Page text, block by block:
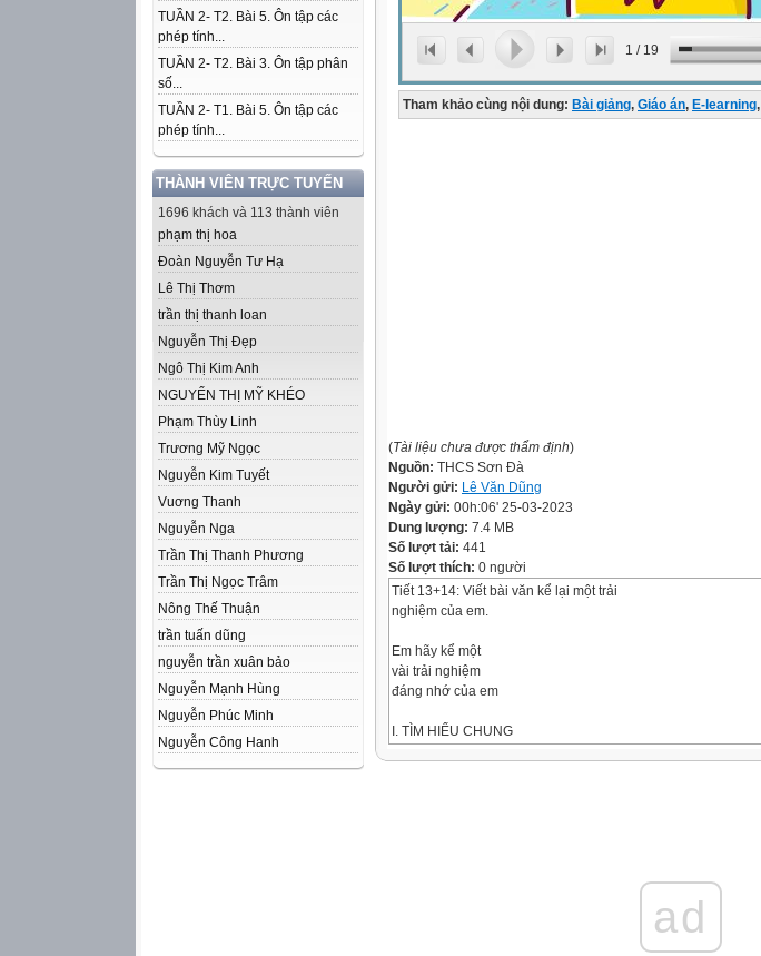
TUẦN 2- T2. Bài 5. Ôn tập các
phép tính...
TUẦN 2- T2. Bài 3. Ôn tập phân
số...
TUẦN 2- T1. Bài 5. Ôn tập các
phép tính...
THÀNH VIÊN TRỰC TUYẾN
1696 khách và 113 thành viên
phạm thị hoa
Đoàn Nguyễn Tư Hạ
Lê Thị Thơm
trần thị thanh loan
Nguyễn Thị Đẹp
Ngô Thị Kim Anh
NGUYỂN THỊ MỸ KHÉO
Phạm Thùy Linh
Trương Mỹ Ngọc
Nguyễn Kim Tuyết
Vuơng Thanh
Nguyễn Nga
Trần Thị Thanh Phương
Trần Thị Ngọc Trâm
Nông Thế Thuận
trần tuấn dũng
nguyễn trần xuân bảo
Nguyễn Mạnh Hùng
Nguyễn Phúc Minh
Nguyễn Công Hanh
1 / 19
Tham khảo cùng nội dung: Bài giảng, Giáo án, E-learning,
(Tài liệu chưa được thẩm định)
Nguồn: THCS Sơn Đà
Người gửi: Lê Văn Dũng
Ngày gửi: 00h:06' 25-03-2023
Dung lượng: 7.4 MB
Số lượt tải: 441
Số lượt thích: 0 người
Tiết 13+14: Viết bài văn kể lại một trải
nghiệm của em.
Em hãy kể một
vài trải nghiệm
đáng nhớ của em
I. TÌM HIỂU CHUNG
ad